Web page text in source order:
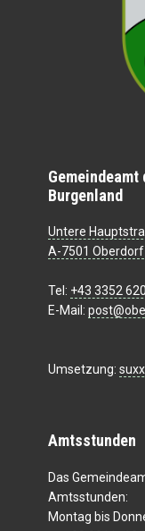
Gemeindeamt
Burgenland
Untere
A-7501
Tel: +43 3352
E-Mail:
Umsetzung:
Amtsstunden
Das
Amtsstunden:
Montag bis